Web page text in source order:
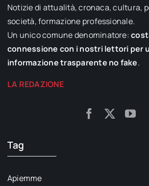
Notizie di attualità, cronaca, cultura,
società, formazione professionale.
Un unico comune denominatore:
connessione con i nostri lettori per
informazione trasparente no fake.
LA REDAZIONE
Tag
Apiemme